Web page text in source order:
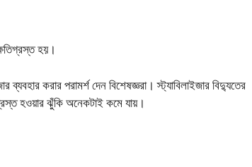
হয়।
করার পরামর্শ দেন বিশেষজ্ঞরা। স্ট্যাবিলাইজার বিদ্যুতের
হওয়ার ঝুঁকি অনেকটাই কমে যায়।